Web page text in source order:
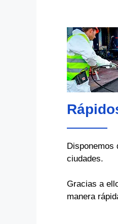
Disponemos
ciudades.
Gracias a
manera